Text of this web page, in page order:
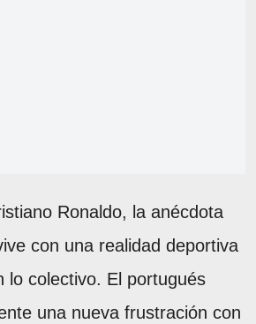
Ronaldo, la anécdota
con una realidad deportiva
lo colectivo. El portugués
una nueva frustración con